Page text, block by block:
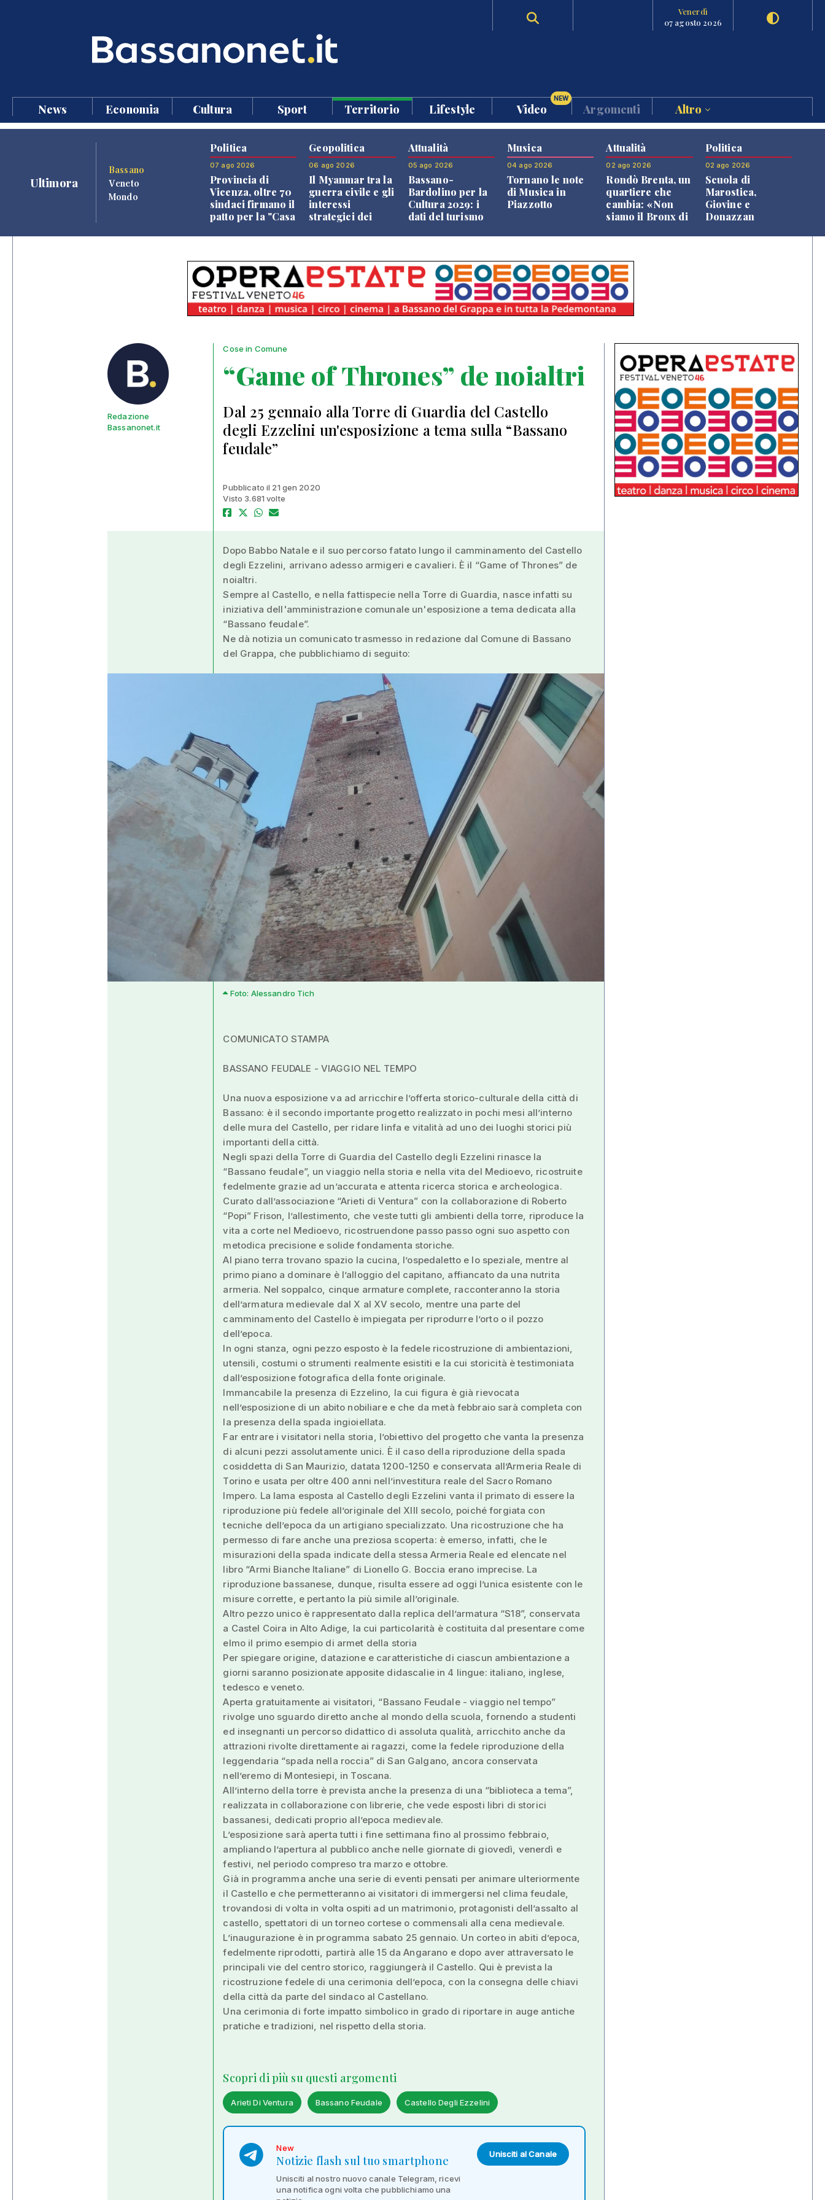
Venerdì
07 agosto 2026
News Economia Cultura Sport Territorio Lifestyle Video
NEW
Argomenti Altro
Ultimora
Bassano
Veneto
Mondo
Politica
07 ago 2026
Provincia di
Vicenza, oltre 70
sindaci firmano il
patto per la "Casa
Geopolitica
06 ago 2026
Il Myanmar tra la
guerra civile e gli
interessi
strategici dei
Attualità
05 ago 2026
Bassano-
Bardolino per la
Cultura 2029: i
dati del turismo
Musica
04 ago 2026
Tornano le note
di Musica in
Piazzotto
Attualità
02 ago 2026
Rondò Brenta, un
quartiere che
cambia: «Non
siamo il Bronx di
Politica
02 ago 2026
Scuola di
Marostica,
Giovine e
Donazzan
Redazione
Bassanonet.it
Cose in Comune
“Game of Thrones” de noialtri
Dal 25 gennaio alla Torre di Guardia del Castello
degli Ezzelini un'esposizione a tema sulla “Bassano
feudale”
Pubblicato il 21 gen 2020
Visto 3.681 volte
Dopo Babbo Natale e il suo percorso fatato lungo il camminamento del Castello
degli Ezzelini, arrivano adesso armigeri e cavalieri. È il “Game of Thrones” de
noialtri.
Sempre al Castello, e nella fattispecie nella Torre di Guardia, nasce infatti su
iniziativa dell'amministrazione comunale un'esposizione a tema dedicata alla
“Bassano feudale”.
Ne dà notizia un comunicato trasmesso in redazione dal Comune di Bassano
del Grappa, che pubblichiamo di seguito:
Foto: Alessandro Tich
COMUNICATO STAMPA
BASSANO FEUDALE - VIAGGIO NEL TEMPO
Una nuova esposizione va ad arricchire l’offerta storico-culturale della città di
Bassano: è il secondo importante progetto realizzato in pochi mesi all’interno
delle mura del Castello, per ridare linfa e vitalità ad uno dei luoghi storici più
importanti della città.
Negli spazi della Torre di Guardia del Castello degli Ezzelini rinasce la
“Bassano feudale”, un viaggio nella storia e nella vita del Medioevo, ricostruite
fedelmente grazie ad un’accurata e attenta ricerca storica e archeologica.
Curato dall’associazione “Arieti di Ventura” con la collaborazione di Roberto
“Popi” Frison, l’allestimento, che veste tutti gli ambienti della torre, riproduce la
vita a corte nel Medioevo, ricostruendone passo passo ogni suo aspetto con
metodica precisione e solide fondamenta storiche.
Al piano terra trovano spazio la cucina, l’ospedaletto e lo speziale, mentre al
primo piano a dominare è l’alloggio del capitano, affiancato da una nutrita
armeria. Nel soppalco, cinque armature complete, racconteranno la storia
dell’armatura medievale dal X al XV secolo, mentre una parte del
camminamento del Castello è impiegata per riprodurre l’orto o il pozzo
dell’epoca.
In ogni stanza, ogni pezzo esposto è la fedele ricostruzione di ambientazioni,
utensili, costumi o strumenti realmente esistiti e la cui storicità è testimoniata
dall’esposizione fotografica della fonte originale.
Immancabile la presenza di Ezzelino, la cui figura è già rievocata
nell’esposizione di un abito nobiliare e che da metà febbraio sarà completa con
la presenza della spada ingioiellata.
Far entrare i visitatori nella storia, l’obiettivo del progetto che vanta la presenza
di alcuni pezzi assolutamente unici. È il caso della riproduzione della spada
cosiddetta di San Maurizio, datata 1200-1250 e conservata all’Armeria Reale di
Torino e usata per oltre 400 anni nell’investitura reale del Sacro Romano
Impero. La lama esposta al Castello degli Ezzelini vanta il primato di essere la
riproduzione più fedele all’originale del XIII secolo, poiché forgiata con
tecniche dell’epoca da un artigiano specializzato. Una ricostruzione che ha
permesso di fare anche una preziosa scoperta: è emerso, infatti, che le
misurazioni della spada indicate della stessa Armeria Reale ed elencate nel
libro “Armi Bianche Italiane” di Lionello G. Boccia erano imprecise. La
riproduzione bassanese, dunque, risulta essere ad oggi l’unica esistente con le
misure corrette, e pertanto la più simile all’originale.
Altro pezzo unico è rappresentato dalla replica dell’armatura “S18”, conservata
a Castel Coira in Alto Adige, la cui particolarità è costituita dal presentare come
elmo il primo esempio di armet della storia
Per spiegare origine, datazione e caratteristiche di ciascun ambientazione a
giorni saranno posizionate apposite didascalie in 4 lingue: italiano, inglese,
tedesco e veneto.
Aperta gratuitamente ai visitatori, “Bassano Feudale - viaggio nel tempo”
rivolge uno sguardo diretto anche al mondo della scuola, fornendo a studenti
ed insegnanti un percorso didattico di assoluta qualità, arricchito anche da
attrazioni rivolte direttamente ai ragazzi, come la fedele riproduzione della
leggendaria “spada nella roccia” di San Galgano, ancora conservata
nell’eremo di Montesiepi, in Toscana.
All’interno della torre è prevista anche la presenza di una “biblioteca a tema”,
realizzata in collaborazione con librerie, che vede esposti libri di storici
bassanesi, dedicati proprio all’epoca medievale.
L’esposizione sarà aperta tutti i fine settimana fino al prossimo febbraio,
ampliando l’apertura al pubblico anche nelle giornate di giovedì, venerdì e
festivi, nel periodo compreso tra marzo e ottobre.
Già in programma anche una serie di eventi pensati per animare ulteriormente
il Castello e che permetteranno ai visitatori di immergersi nel clima feudale,
trovandosi di volta in volta ospiti ad un matrimonio, protagonisti dell’assalto al
castello, spettatori di un torneo cortese o commensali alla cena medievale.
L’inaugurazione è in programma sabato 25 gennaio. Un corteo in abiti d’epoca,
fedelmente riprodotti, partirà alle 15 da Angarano e dopo aver attraversato le
principali vie del centro storico, raggiungerà il Castello. Qui è prevista la
ricostruzione fedele di una cerimonia dell’epoca, con la consegna delle chiavi
della città da parte del sindaco al Castellano.
Una cerimonia di forte impatto simbolico in grado di riportare in auge antiche
pratiche e tradizioni, nel rispetto della storia.
Scopri di più su questi argomenti
Arieti Di Ventura Bassano Feudale Castello Degli Ezzelini
New
Notizie flash sul tuo smartphone
Unisciti al nostro nuovo canale Telegram, ricevi
una notifica ogni volta che pubblichiamo una
Unisciti al Canale